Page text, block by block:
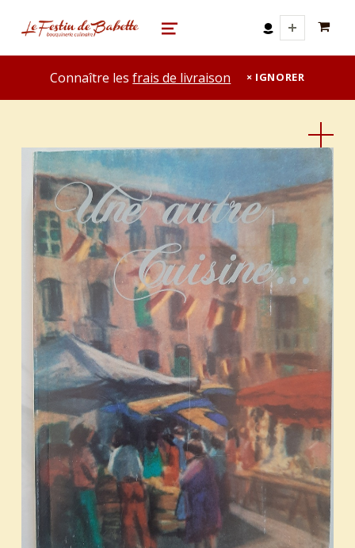
le festin de babette
"LE FESTIN DE BABETTE" – BOUQUINERIE GASTRONOMIQUE MENU
Connaître lesfrais de livraison IGNORER